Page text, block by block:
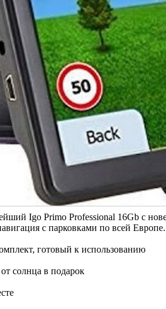
Igo Primo Professional 16Gb с
с парковками по всей Европе.
готовый к использованию
солнца в подарок